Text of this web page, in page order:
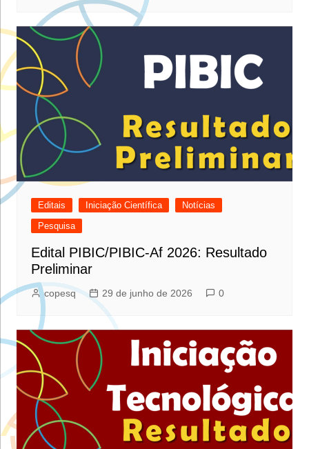
Editais Iniciação Científica
Notícias
Pesquisa
Edital PIBIC/PIBIC-Af 2026: Resultado
Preliminar
copesq 29 de junho de 2026 0